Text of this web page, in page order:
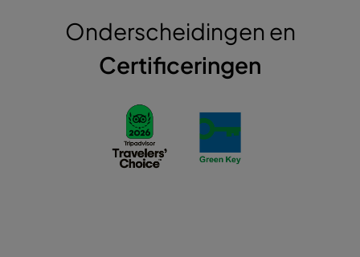
Onderscheidingen en
Certificeringen